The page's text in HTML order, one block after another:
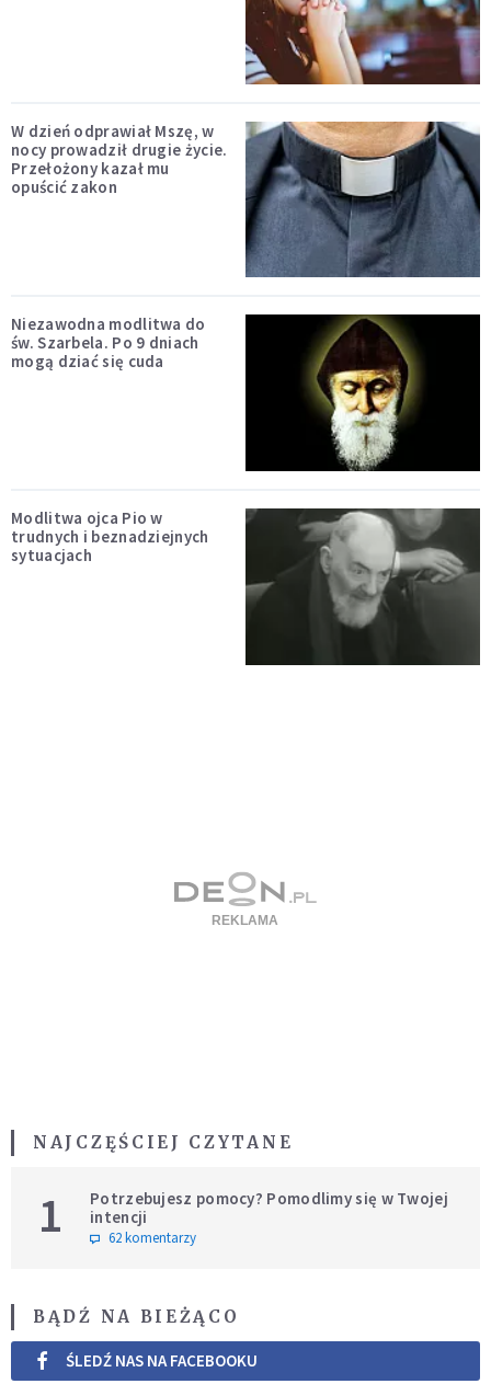
W dzień odprawiał Mszę, w
nocy prowadził drugie życie.
Przełożony kazał mu
opuścić zakon
Niezawodna modlitwa do
św. Szarbela. Po 9 dniach
mogą dziać się cuda
Modlitwa ojca Pio w
trudnych i beznadziejnych
sytuacjach
NAJCZĘŚCIEJ CZYTANE
1
Potrzebujesz pomocy? Pomodlimy się w Twojej
intencji
62 komentarzy
BĄDŹ NA BIEŻĄCO
ŚLEDŹ NAS NA FACEBOOKU